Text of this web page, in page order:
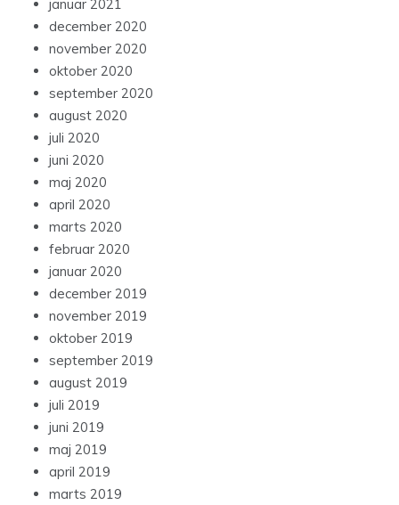
januar 2021
december 2020
november 2020
oktober 2020
september 2020
august 2020
juli 2020
juni 2020
maj 2020
april 2020
marts 2020
februar 2020
januar 2020
december 2019
november 2019
oktober 2019
september 2019
august 2019
juli 2019
juni 2019
maj 2019
april 2019
marts 2019